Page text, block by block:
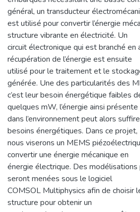
général, un transducteur
est utilisé pour convertir l’énergie
structure vibrante en électricité. Un
circuit électronique qui est branché
récupération de l’énergie est ensuite
utilisé pour le traitement et le
générée. Une des particularités des
c’est leur besoin énergétique faibles
quelques mW, l’énergie ainsi présente
dans l’environnement peut alors
besoins énergétiques. Dans ce projet,
nous viserons un MEMS
convertir une énergie mécanique en
énergie électrique. Des
seront menées sous le logiciel
COMSOL Multiphysics afin de choisir
structure pour obtenir un